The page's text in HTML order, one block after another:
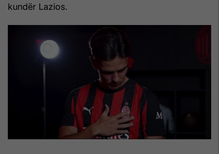
kundër Lazios.